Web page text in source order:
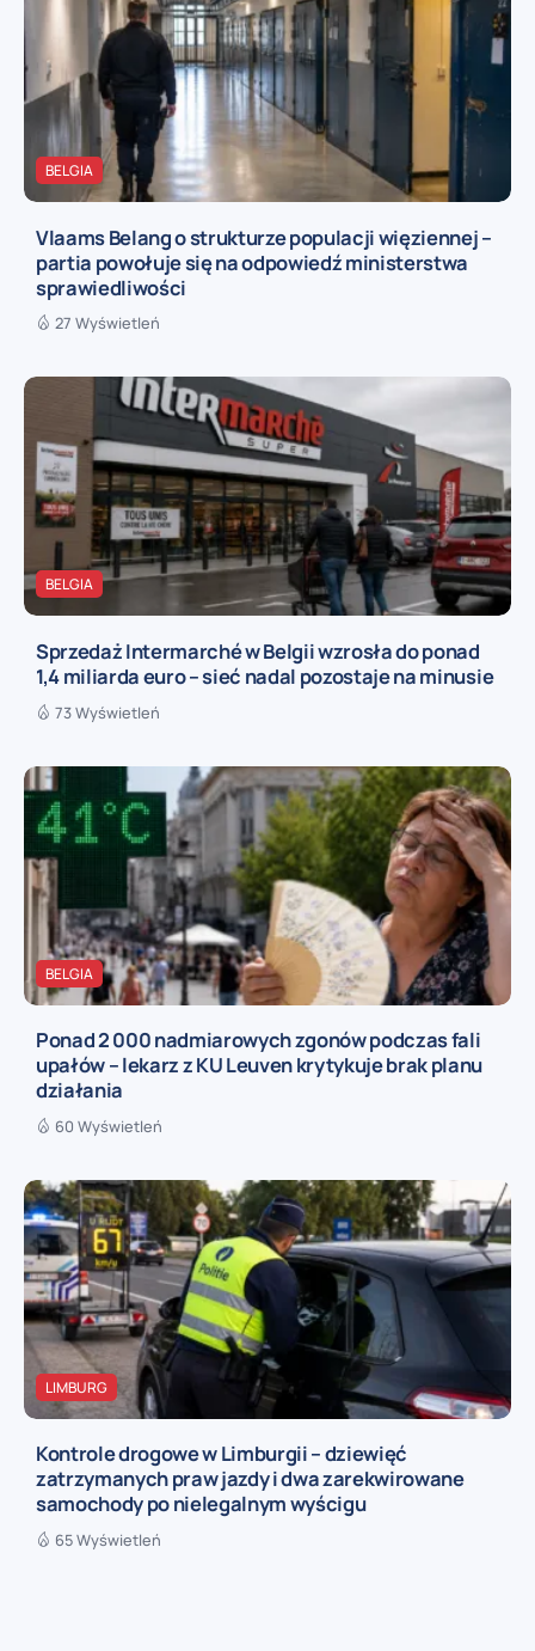
BELGIA
Vlaams Belang o strukturze populacji więziennej –
partia powołuje się na odpowiedź ministerstwa
sprawiedliwości
27 Wyświetleń
BELGIA
Sprzedaż Intermarché w Belgii wzrosła do ponad
1,4 miliarda euro – sieć nadal pozostaje na minusie
73 Wyświetleń
BELGIA
Ponad 2 000 nadmiarowych zgonów podczas fali
upałów – lekarz z KU Leuven krytykuje brak planu
działania
60 Wyświetleń
LIMBURG
Kontrole drogowe w Limburgii – dziewięć
zatrzymanych praw jazdy i dwa zarekwirowane
samochody po nielegalnym wyścigu
65 Wyświetleń